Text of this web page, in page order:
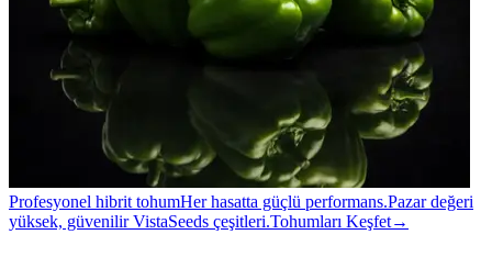
Profesyonel hibrit tohumHer hasatta güçlü performans.Pazar değeri
yüksek, güvenilir VistaSeeds çeşitleri.Tohumları Keşfet→